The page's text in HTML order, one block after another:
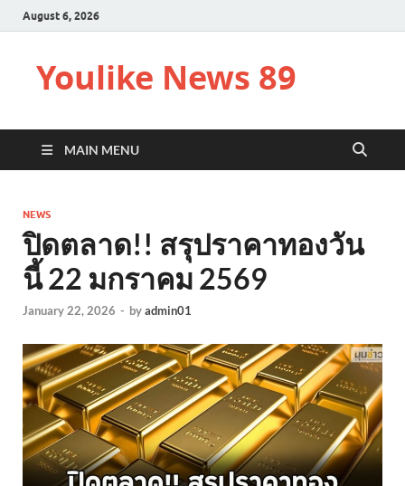
August 6, 2026
Youlike News 89
MAIN MENU
NEWS
ปิดตลาด!! สรุปราคาทองวัน
นี้ 22 มกราคม 2569
January 22, 2026 - byadmin01